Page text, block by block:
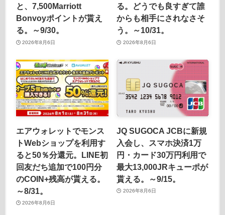
と、7,500Marriott
Bonvoyポイントが貰え
る。～9/30。
2026年8月6日
る。どうでも良すぎて誰
からも相手にされなさそ
う。～10/31。
2026年8月6日
エアウォレットでモンス
トWebショップを利用す
ると50％分還元。LINE初
回友だち追加で100円分
のCOIN+残高が貰える。
～8/31。
2026年8月6日
JQ SUGOCA JCBに新規
入会し、スマホ決済1万
円・カード30万円利用で
最大13,000JRキューポが
貰える。～9/15。
2026年8月6日